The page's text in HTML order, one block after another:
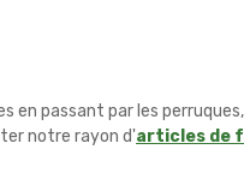
en passant par les
notre rayon d'articles de